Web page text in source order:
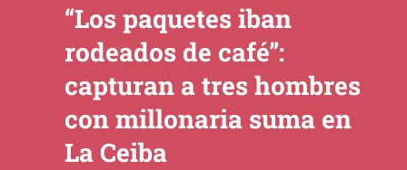
“Los paquetes iban
rodeados de café”:
capturan a tres hombres
con millonaria suma en
La Ceiba